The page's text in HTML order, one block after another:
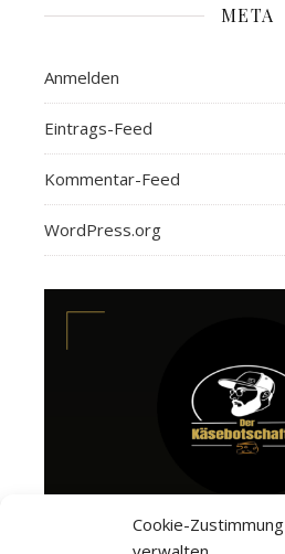
Cookie-Zustimmung
META
Anmelden
Eintrags-Feed
Kommentar-Feed
WordPress.org